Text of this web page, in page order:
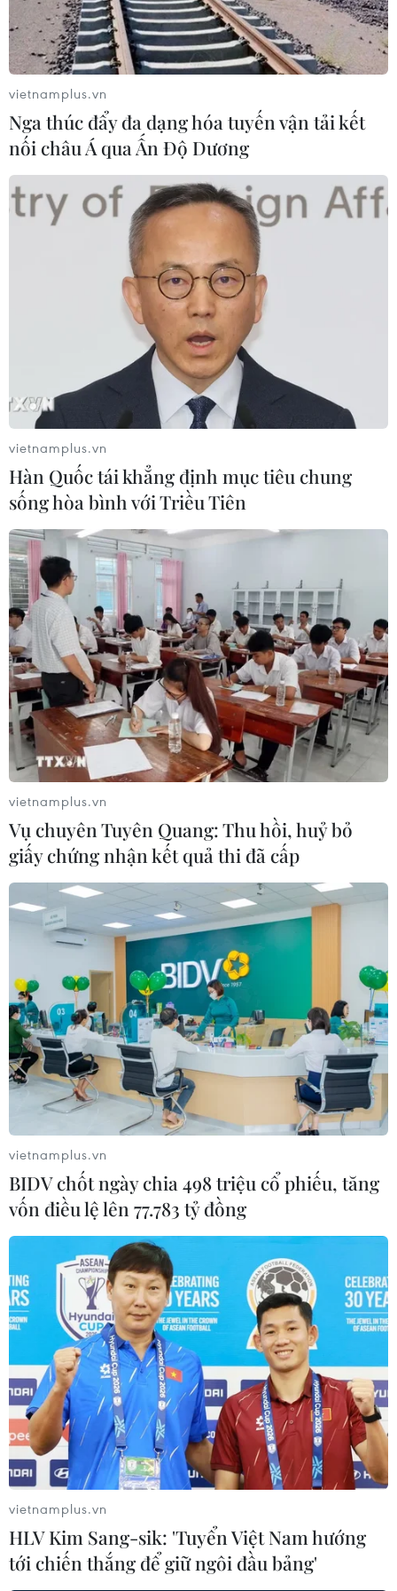
Thủ tướng Malaysia đề xuất các cải cách
táo bạo cho nền kinh tế
Thủ tướng Anwar cho biết khoản phân bổ ngân sách
cho năm tới là 393,8 tỷ ringgit (83,26 tỷ USD), trong đó
303,8 tỷ ringgit được dành cho chi phí hoạt động và 90
tỷ ringgit dành cho phát triển.
vietnamplus.vn
Nga thúc đẩy đa dạng hóa tuyến vận tải kết
nối châu Á qua Ấn Độ Dương
vietnamplus.vn
Hàn Quốc tái khẳng định mục tiêu chung
sống hòa bình với Triều Tiên
vietnamplus.vn
Vụ chuyên Tuyên Quang: Thu hồi, huỷ bỏ
giấy chứng nhận kết quả thi đã cấp
vietnamplus.vn
BIDV chốt ngày chia 498 triệu cổ phiếu, tăng
vốn điều lệ lên 77.783 tỷ đồng
vietnamplus.vn
HLV Kim Sang-sik: 'Tuyển Việt Nam hướng
tới chiến thắng để giữ ngôi đầu bảng'